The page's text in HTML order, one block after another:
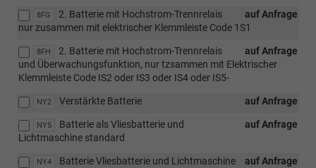
8FG auf Anfrage
2. Batterie mit Hochstrom-Trennrelais
nur zusammen mit elektrischer Klemmleiste Code 1S1
8FH auf Anfrage
2. Batterie mit Hochstrom-Trennrelais
und Überwachungsfunktion, nur tzsammen mit Elektrischer
Klemmleiste Code IS2 oder IS3 oder IS4 oder IS5-
NY2 auf Anfrage
Verstärkte Batterie
NY5 auf Anfrage
Batterie als Vliesbatterie und
Lichtmaschine standard
NY4 auf Anfrage
Batterie Vliesbatterie und Lichtmaschine